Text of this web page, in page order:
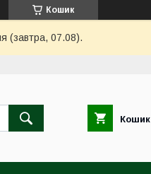
Кошик
(завтра, 07.08).
Кошик